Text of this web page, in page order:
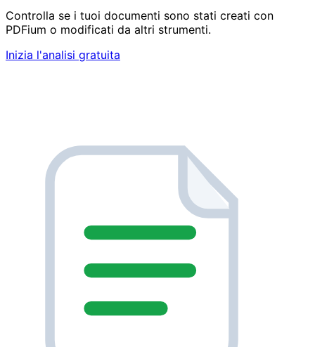
Controlla se i tuoi documenti sono stati creati con
PDFium o modificati da altri strumenti.
Inizia l'analisi gratuita